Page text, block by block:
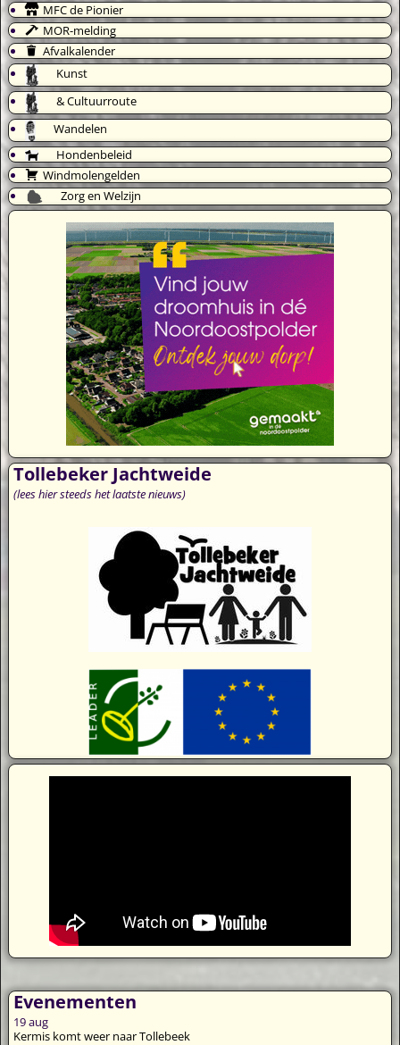
MFC de Pionier
MOR-melding
Afvalkalender
Kunst
& Cultuurroute
Wandelen
Hondenbeleid
Windmolengelden
Zorg en Welzijn
Tollebeker Jachtweide
(lees hier steeds het laatste nieuws)
Evenementen
19aug
Kermis komt weer naar Tollebeek